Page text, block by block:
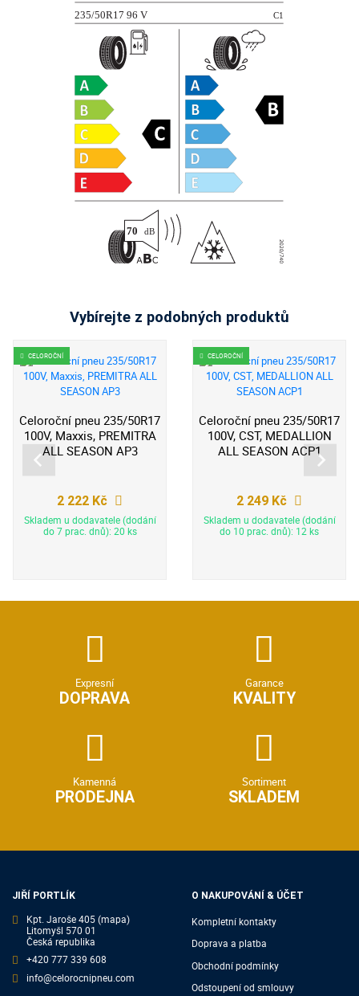
Vybírejte z podobných produktů
CELOROČNÍ
Celoroční pneu 235/50R17
100V, Maxxis, PREMITRA
ALL SEASON AP3
2 222 Kč
Skladem u dodavatele (dodání
do 7 prac. dnů): 20 ks
CELOROČNÍ
Celoroční pneu 235/50R17
100V, CST, MEDALLION
ALL SEASON ACP1
2 249 Kč
Skladem u dodavatele (dodání
do 10 prac. dnů): 12 ks
Expresní
DOPRAVA
Garance
KVALITY
Kamenná
PRODEJNA
Sortiment
SKLADEM
JIŘÍ PORTLÍK
Kpt. Jaroše 405(mapa)
Litomyšl 570 01
Česká republika
+420 777 339 608
info@celorocnipneu.com
O NAKUPOVÁNÍ & ÚČET
Kompletní kontakty
Doprava a platba
Obchodní podmínky
Odstoupení od smlouvy